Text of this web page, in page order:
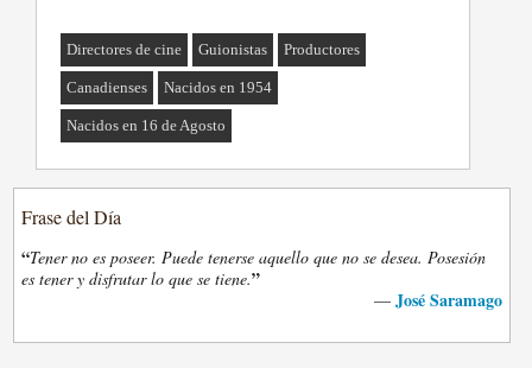
Directores de cine Guionistas Productores
Canadienses Nacidos en 1954
Nacidos en 16 de Agosto
Frase del Día
“Tener no es poseer. Puede tenerse aquello que no se desea. Posesión
es tener y disfrutar lo que se tiene.”
— José Saramago